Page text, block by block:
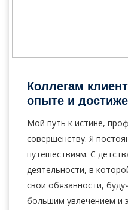
Коллегам
опыте и
Мой путь к истине,
совершенству. Я
путешествиям. С
деятельности, в
свои обязанности,
большим увлечением и